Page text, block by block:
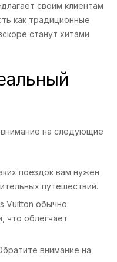
своим клиентам
как традиционные
станут хитами
на следующие
поездок вам нужен
путешествий.
Vuitton обычно
что облегчает
внимание на